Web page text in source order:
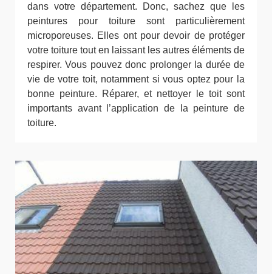
dans votre département. Donc, sachez que les
peintures pour toiture sont particulièrement
microporeuses. Elles ont pour devoir de protéger
votre toiture tout en laissant les autres éléments de
respirer. Vous pouvez donc prolonger la durée de
vie de votre toit, notamment si vous optez pour la
bonne peinture. Réparer, et nettoyer le toit sont
importants avant l’application de la peinture de
toiture.